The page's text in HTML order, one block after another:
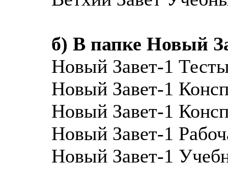
б) В папке Новый
Новый Завет-1
Новый Завет-1
Новый Завет-1
Новый Завет-1
Новый Завет-1